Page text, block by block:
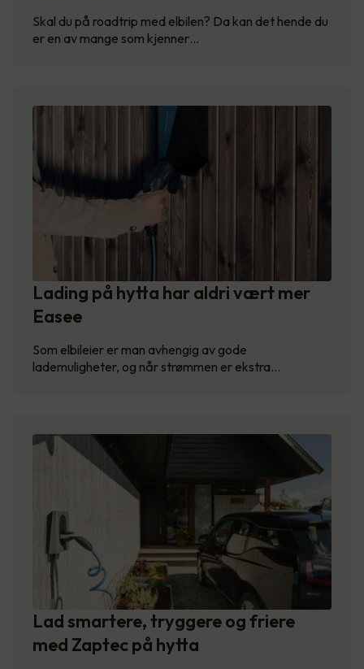
Skal du på roadtrip med elbilen? Da kan det hende du
er en av mange som kjenner…
Lading på hytta har aldri vært mer
Easee
Som elbileier er man avhengig av gode
lademuligheter, og når strømmen er ekstra…
Lad smartere, tryggere og friere
med Zaptec på hytta